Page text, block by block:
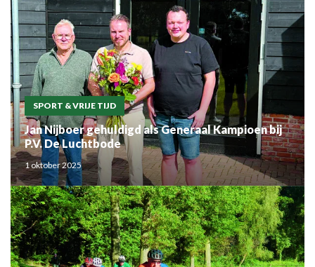
SPORT & VRIJE TIJD
Jan Nijboer gehuldigd als Generaal Kampioen bij
P.V. De Luchtbode
1 oktober 2025